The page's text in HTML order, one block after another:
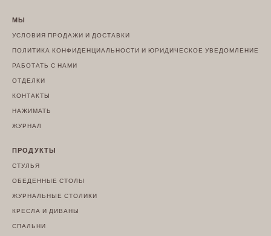
МЫ
УСЛОВИЯ ПРОДАЖИ И ДОСТАВКИ
ПОЛИТИКА КОНФИДЕНЦИАЛЬНОСТИ И ЮРИДИЧЕСКОЕ УВЕДОМЛЕНИЕ
РАБОТАТЬ С НАМИ
ОТДЕЛКИ
КОНТАКТЫ
НАЖИМАТЬ
ЖУРНАЛ
ПРОДУКТЫ
СТУЛЬЯ
ОБЕДЕННЫЕ СТОЛЫ
ЖУРНАЛЬНЫЕ СТОЛИКИ
КРЕСЛА И ДИВАНЫ
СПАЛЬНИ